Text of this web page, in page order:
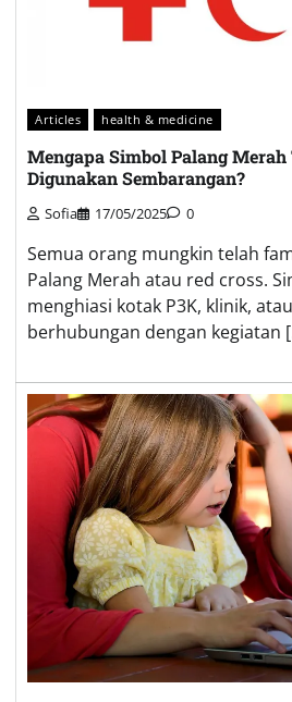
Articles health & medicine
Mengapa Simbol Palang
Digunakan Sembarangan?
Sofia 17/05/2025 0
Semua orang mungkin telah
Palang Merah atau red cross.
menghiasi kotak P3K, klinik,
berhubungan dengan kegiatan